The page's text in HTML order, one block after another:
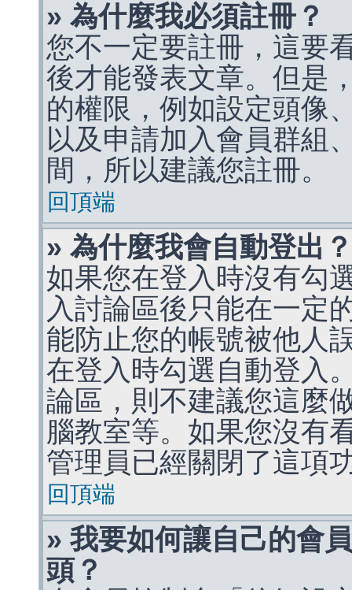
» 為什麼我必須註冊？
您不一定要註冊，這要
後才能發表文章。但是
的權限，例如設定頭像
以及申請加入會員群組
間，所以建議您註冊。
回頂端
» 為什麼我會自動登出？
如果您在登入時沒有勾
入討論區後只能在一定
能防止您的帳號被他人
在登入時勾選自動登入
論區，則不建議您這麼
腦教室等。如果您沒有
管理員已經關閉了這項
回頂端
» 我要如何讓自己的會
頭？